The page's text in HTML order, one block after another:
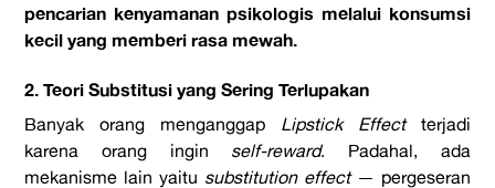
pencarian kenyamanan psikologis melalui konsumsi
kecil yang memberi rasa mewah.
2. Teori Substitusi yang Sering Terlupakan
Banyak orang menganggap Lipstick Effectterjadi
karena orang ingin self-reward. Padahal, ada
mekanisme lain yaitu substitution effect— pergeseran